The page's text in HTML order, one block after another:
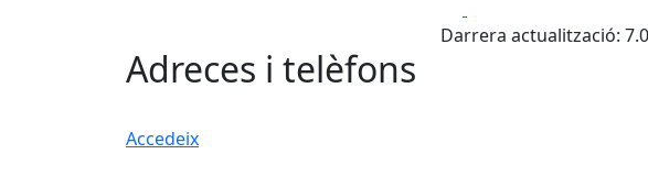
Darrera actualització:
Adreces i telèfons
Accedeix